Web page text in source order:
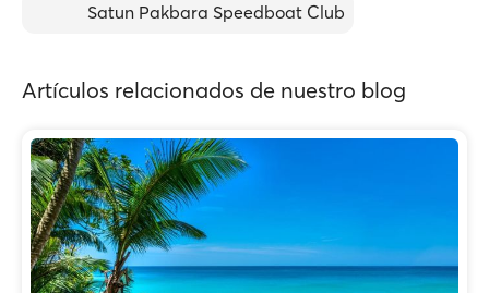
Satun Pakbara Speedboat Club
Artículos relacionados de nuestro blog